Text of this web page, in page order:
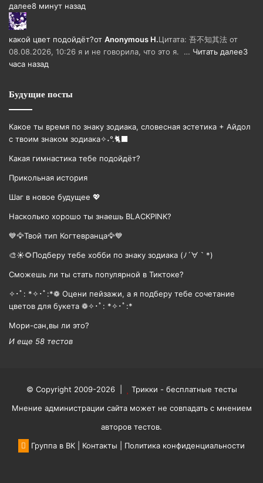
далее8 минут назад
какой цвет подойдёт?от Anonymous H.Цитата: 吾不知其法 от
08.08.2026, 10:26 я и не говорила, что это я. … Читать далее3
часа назад
Будущие посты
Какое ты время по знаку зодиака, словесная эстетика + Айдол
с твоим знаком зодиака✧˖°.🐈‍⬛
Какая гимнастика тебе подойдёт?
Прикольная история
Шаг в новое будущее 💖
Насколько хорошо ты знаешь BLACKPINK?
💙🦅Твой тип Когтевранца🦅💙
🎨☀🌻Подберу тебе хобби по знаку зодиака (ﾉ´∀｀*)
Сможешь ли ты стать популярной в Тиктоке?
✧･ﾟ: *✧･ﾟ:*❁ Оцени пейзажи, а я подберу тебе сочетание
цветов для букета ❁✧･ﾟ: *✧･ﾟ:*
Мори-сан,вы ли это?
И еще 58 тестов
© Copyright 2009-2026 |
Трикки - бесплатные тесты
Мнение администрации сайта может не совпадать с мнением
авторов тестов.
Группа в ВК
Контакты Политика конфиденциальности